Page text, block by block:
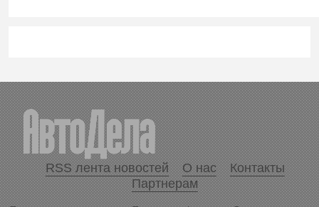
RSS лента новостей О нас
Контакты
Партнерам